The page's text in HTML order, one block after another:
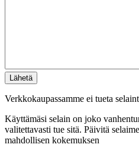
Verkkokaupassamme ei tueta
Käyttämäsi selain on joko
valitettavasti tue sitä. Päivitä
mahdollisen kokemuksen